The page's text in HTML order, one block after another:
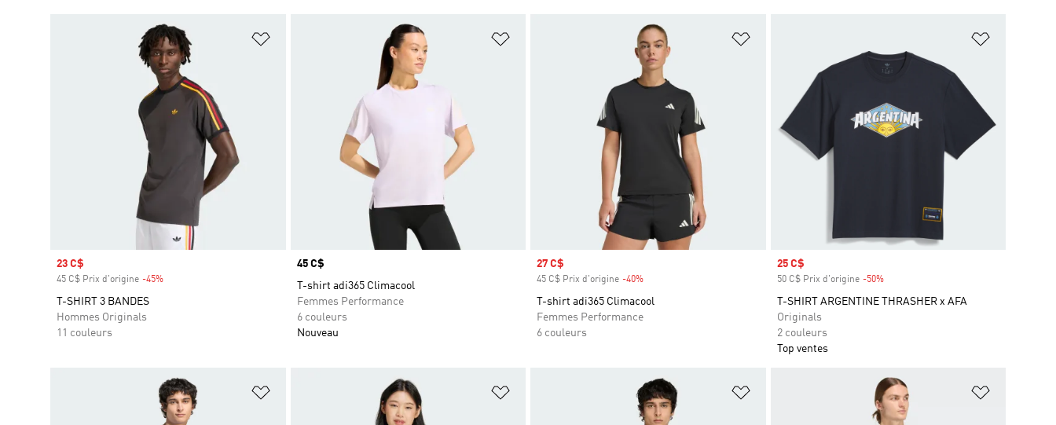
Ajouter à la Liste de produits favoris
Prix soldé
23 C$
45 C$ Prix d'origine -45%
T-SHIRT 3 BANDES
Hommes Originals
11 couleurs
Ajouter à la Liste de produits favoris
Prix
45 C$
T-shirt adi365 Climacool
Femmes Performance
6 couleurs
Nouveau
Prix soldé
27 C$
45 C$ Prix d'origine -40%
T-shirt adi365 Climacool
Femmes Performance
6 couleurs
Prix soldé
25 C$
50 C$ Prix d'origine -50%Rabais
T-SHIRT ARGENTINE THRASHER x AFA
Originals
2 couleurs
Top ventes
Ajouter à la Liste de produits favoris Ajouter à la Liste de produits favoris Ajouter à la Liste de produits favoris